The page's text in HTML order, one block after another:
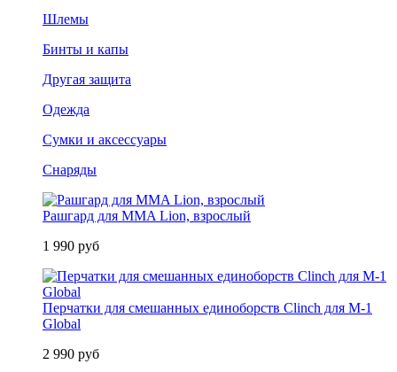
Шлемы
Бинты и капы
Другая защита
Одежда
Сумки и аксессуары
Снаряды
Рашгард для MMA Lion, взрослый
1 990 руб
Перчатки для смешанных единоборств Clinch для M-1
Global
2 990 руб